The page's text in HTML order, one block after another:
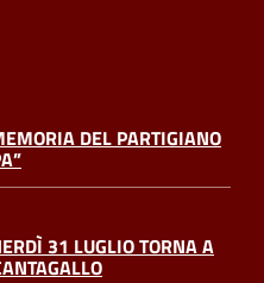
DEL PARTIGIANO
31 LUGLIO TORNA A